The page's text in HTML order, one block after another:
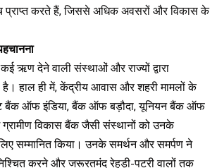
करते हैं, जिससे अधिक अवसरों और विकास के
कई ऋण देने वाली संस्थाओं और राज्यों द्वारा
है। हाल ही में, केंद्रीय आवास और शहरी मामलों के
बैंक ऑफ इंडिया, बैंक ऑफ बड़ौदा, यूनियन बैंक ऑफ
विकास बैंक जैसी संस्थानों को उनके
सम्मानित किया। उनके समर्थन और समर्पण ने
करने और जरूरतमंद रेहड़ी-पटरी वालों तक